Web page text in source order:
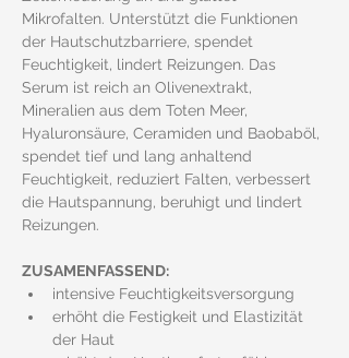
Mikrofalten. Unterstützt die Funktionen
der Hautschutzbarriere, spendet
Feuchtigkeit, lindert Reizungen. Das
Serum ist reich an Olivenextrakt,
Mineralien aus dem Toten Meer,
Hyaluronsäure, Ceramiden und Baobaböl,
spendet tief und lang anhaltend
Feuchtigkeit, reduziert Falten, verbessert
die Hautspannung, beruhigt und lindert
Reizungen.
ZUSAMENFASSEND:
intensive Feuchtigkeitsversorgung
erhöht die Festigkeit und Elastizität
der Haut